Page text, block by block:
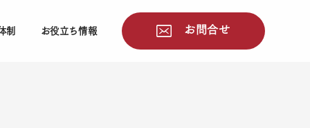
制 お役立ち情報 お問合せ